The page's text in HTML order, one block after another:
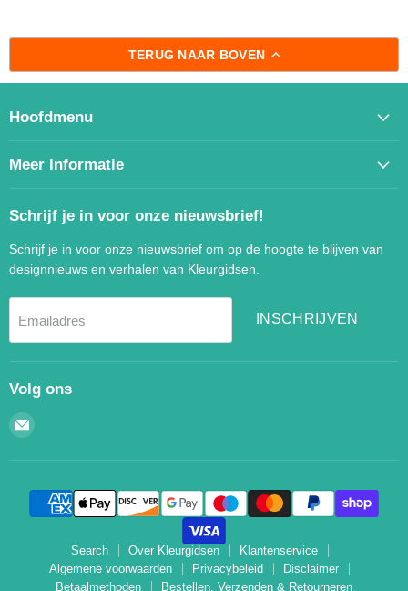
TERUG NAAR BOVEN
Hoofdmenu
Meer Informatie
Schrijf je in voor onze nieuwsbrief!
Schrijf je in voor onze nieuwsbrief om op de hoogte te blijven van
designnieuws en verhalen van Kleurgidsen.
Emailadres INSCHRIJVEN
Volg ons
Email
Search Over Kleurgidsen
Klantenservice
Algemene voorwaarden
Privacybeleid
Disclaimer
Betaalmethoden
Bestellen, Verzenden & Retourneren